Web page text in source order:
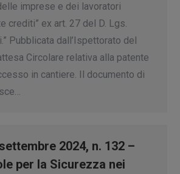
imprese e dei lavoratori
crediti” ex art. 27 del D. Lgs.
Pubblicata dall’Ispettorato del
Circolare relativa alla patente
in cantiere. Il documento di
2024, n. 132 –
per la Sicurezza nei